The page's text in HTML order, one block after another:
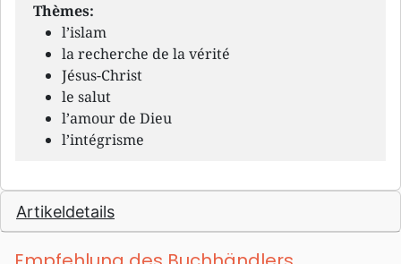
Thèmes:
l’islam
la recherche de la vérité
Jésus-Christ
le salut
l’amour de Dieu
l’intégrisme
Artikeldetails